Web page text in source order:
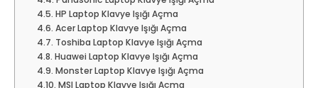
HP Laptop Klavye Işığı Açma
Acer Laptop Klavye Işığı Açma
Toshiba Laptop Klavye Işığı Açma
Huawei Laptop Klavye Işığı Açma
Monster Laptop Klavye Işığı Açma
MSI Laptop Klavye Işığı Açma